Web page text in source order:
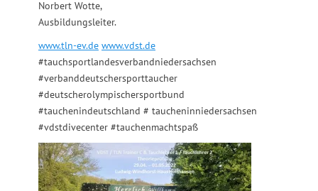
Norbert Wotte,
Ausbildungsleiter.
www.tln-ev.de www.vdst.de
#tauchsportlandesverbandniedersachsen
#verbanddeutschersporttaucher
#deutscherolympischersportbund
#tauchenindeutschland # taucheninniedersachsen
#vdstdivecenter #tauchenmachtspaß